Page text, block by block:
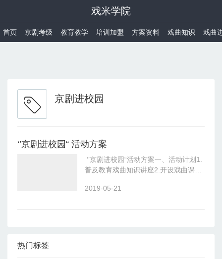
戏米学院
首页 京剧考级 教育教学 培训加盟 方案资料 戏曲知识 戏曲
京剧进校园
‘’京剧进校园“ 活动方案
‘’京剧进校园“活动方案一、活动计划1.
普及教育戏曲知识讲座2.开设戏曲课
社团组织，创排戏曲作品4.搭建戏曲文
2019-05-21
热门标签